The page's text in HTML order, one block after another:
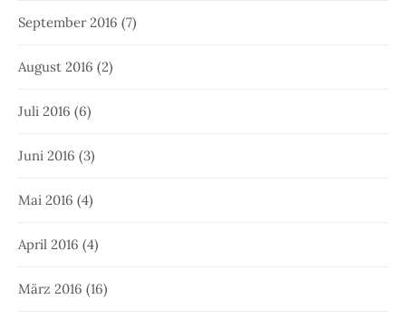
September 2016 (7)
August 2016 (2)
Juli 2016 (6)
Juni 2016 (3)
Mai 2016 (4)
April 2016 (4)
März 2016 (16)